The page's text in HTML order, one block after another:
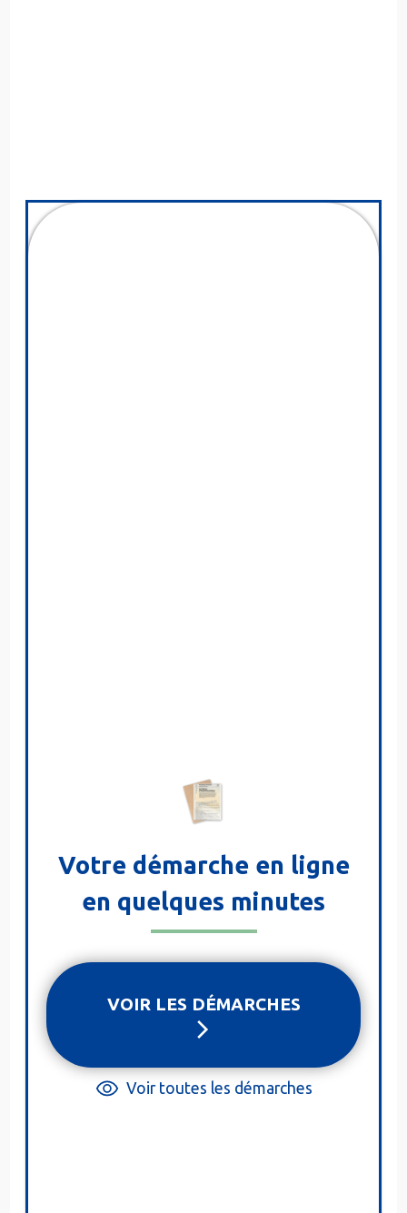
Votre démarche en ligne
en quelques minutes
VOIR LES DÉMARCHES
Voir toutes les démarches